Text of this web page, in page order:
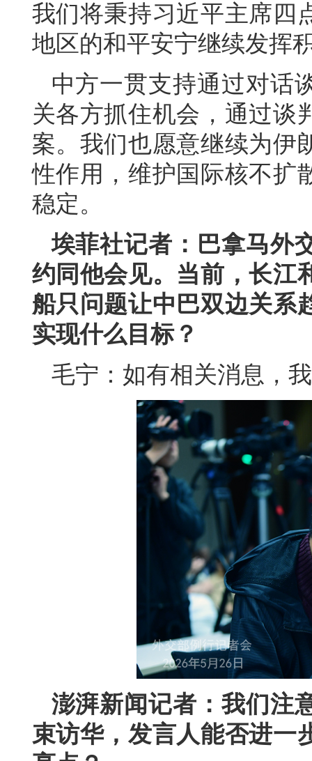
我们将秉持习近平主席四
地区的和平安宁继续发挥
中方一贯支持通过对话
关各方抓住机会，通过谈
案。我们也愿意继续为伊
性作用，维护国际核不扩
稳定。
埃菲社记者：巴拿马外
约同他会见。当前，长江
船只问题让中巴双边关系
实现什么目标？
毛宁：如有相关消息，
澎湃新闻记者：我们注
束访华，发言人能否进一